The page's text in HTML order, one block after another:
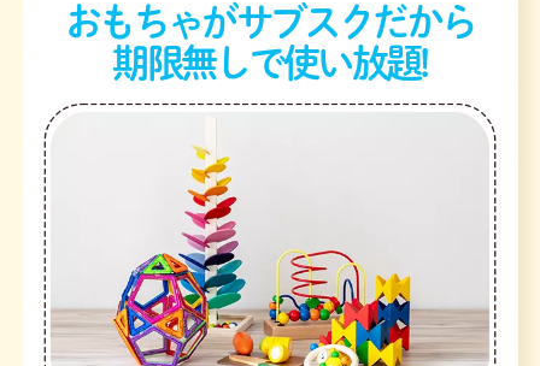
おもちゃがサブスクだから
期限無しで使い放題!